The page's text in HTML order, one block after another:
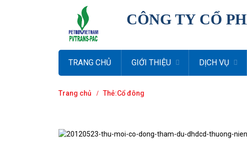
CÔNG TY CỔ
TRANG CHỦ GIỚI THIỆU DỊCH VỤ
Trang chủ Thẻ:Cổ đông